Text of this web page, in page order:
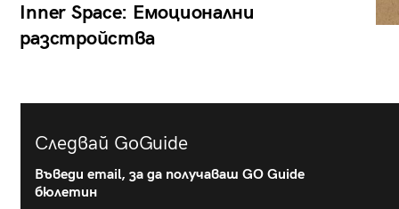
Inner Space: Емоционални
разстройства
Следвай GoGuide
Въведи email, за да получаваш GO Guide
бюлетин